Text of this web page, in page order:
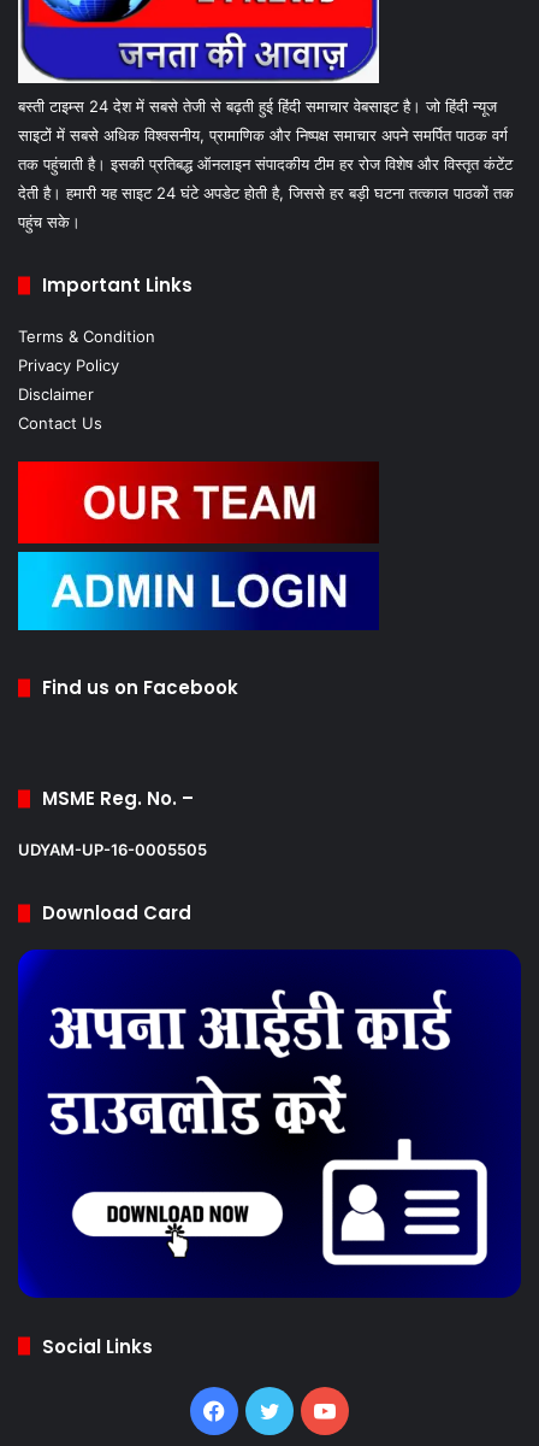
बस्ती टाइम्स 24 देश में सबसे तेजी से बढ़ती हुई हिंदी समाचार वेबसाइट है। जो हिंदी न्यूज
साइटों में सबसे अधिक विश्वसनीय, प्रामाणिक और निष्पक्ष समाचार अपने समर्पित पाठक वर्ग
तक पहुंचाती है। इसकी प्रतिबद्ध ऑनलाइन संपादकीय टीम हर रोज विशेष और विस्तृत कंटेंट
देती है। हमारी यह साइट 24 घंटे अपडेट होती है, जिससे हर बड़ी घटना तत्काल पाठकों तक
पहुंच सके।
Important Links
Terms & Condition
Privacy Policy
Disclaimer
Contact Us
Find us on Facebook
MSME Reg. No. –
UDYAM-UP-16-0005505
Download Card
Social Links
Facebook
TwitterYouTube